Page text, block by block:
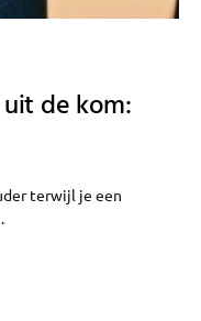
de kom:
terwijl je een